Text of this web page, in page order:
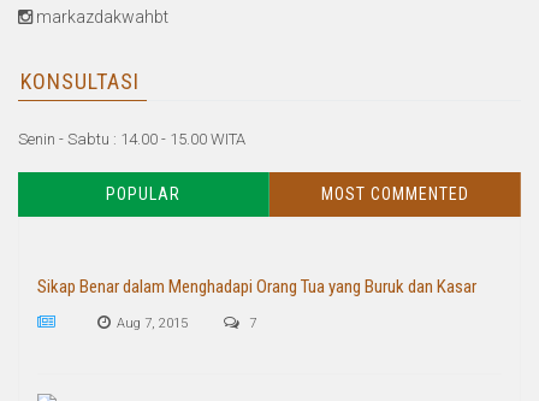
markazdakwahbt
KONSULTASI
Senin - Sabtu : 14.00 - 15.00 WITA
POPULAR MOST COMMENTED
Sikap Benar dalam Menghadapi Orang Tua yang Buruk dan Kasar
Aug 7, 2015 7